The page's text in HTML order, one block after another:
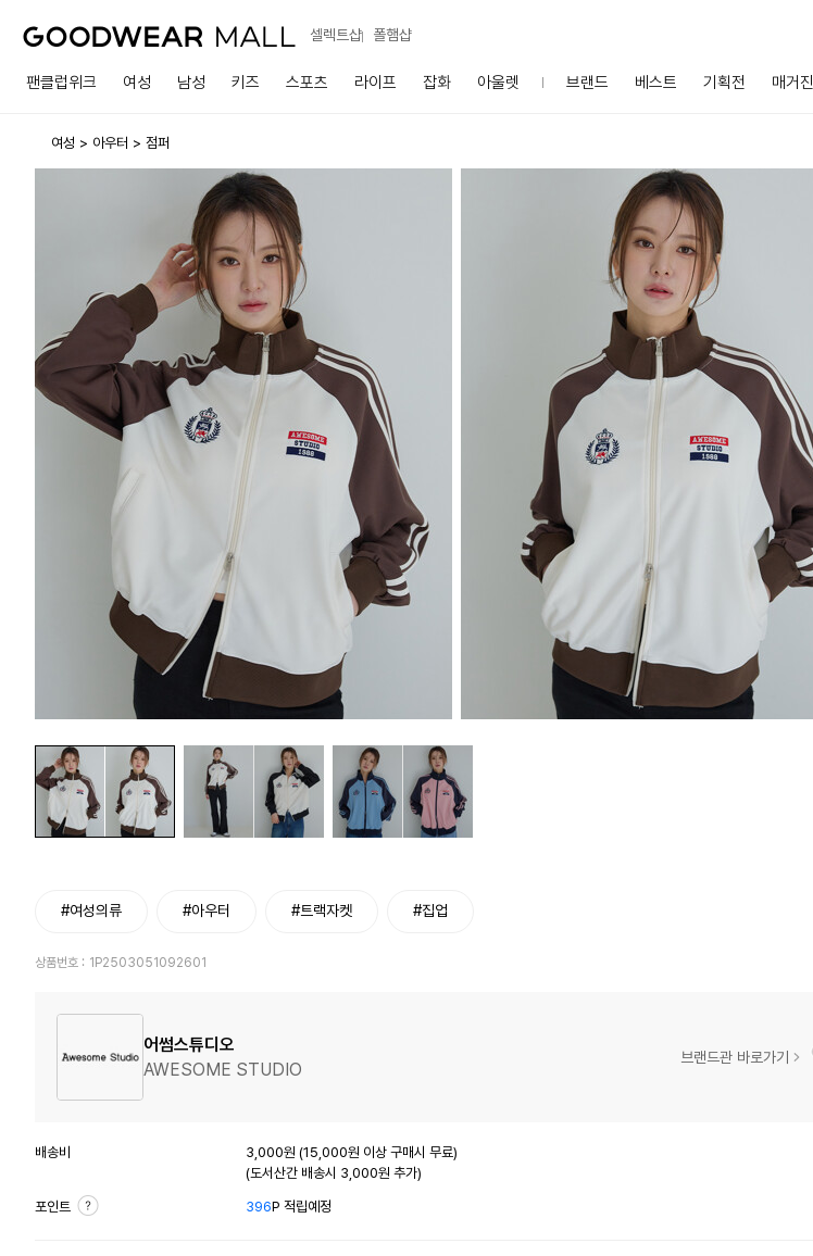
셀렉트샵 폴햄샵
팬클럽위크 여성 남성 키즈 스포츠 라이프 잡화 아울렛 브랜드 베스트 기획전 매거진
여성 아우터 점퍼
#여성의류 #아우터 #트랙자켓 #집업
상품번호 : 1P2503051092601
어썸스튜디오
AWESOME STUDIO
브랜드관 바로가기
배송비
3,000원 (15,000원 이상 구매시 무료)
(도서산간 배송시 3,000원 추가)
포인트 396P 적립예정